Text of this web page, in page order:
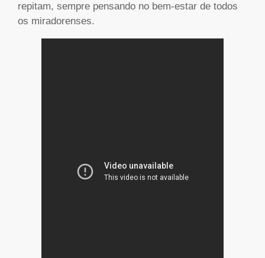
repitam, sempre pensando no bem-estar de todos
os miradorenses.